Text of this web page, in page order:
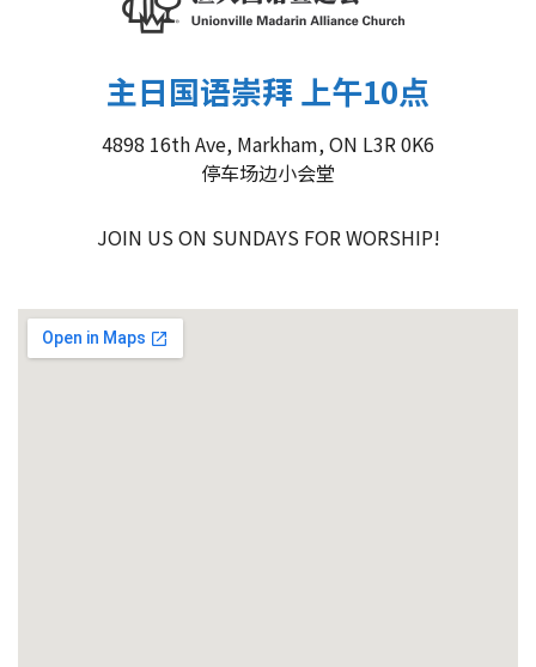
主日国语崇拜 上午10点
4898 16th Ave, Markham, ON L3R 0K6
停车场边小会堂
JOIN US ON SUNDAYS FOR WORSHIP!